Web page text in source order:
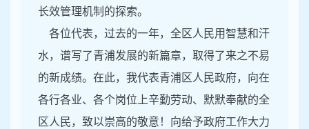
长效管理机制的探索。
各位代表，过去的一年，全区人民用智慧和汗
水，谱写了青浦发展的新篇章，取得了来之不易
的新成绩。在此，我代表青浦区人民政府，向在
各行各业、各个岗位上辛勤劳动、默默奉献的全
区人民，致以崇高的敬意！向给予政府工作大力